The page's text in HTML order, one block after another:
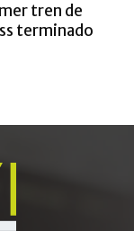
tren de
terminado